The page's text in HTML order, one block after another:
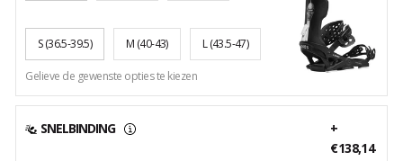
S(36.5-39.5) M (40-43) L(43.5-47)
Gelieve de gewenste opties te kiezen
SNELBINDING
+
€138,14